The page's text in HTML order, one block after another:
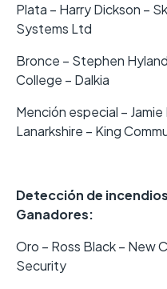
Plata – Harry Dickson –
Systems Ltd
Bronce – Stephen
College – Dalkia
Mención especial –
Lanarkshire – King
Detección de
Ganadores:
Oro – Ross Black – New
Security